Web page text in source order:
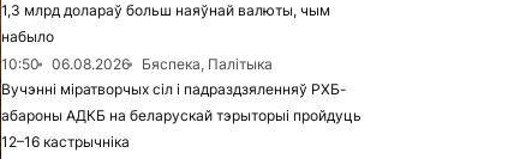
1,3 млрд долараў больш наяўнай валюты, чым
набыло
10:50
06.08.2026
Бяспека, Палітыка
Вучэнні міратворчых сіл і падраздзяленняў РХБ-
абароны АДКБ на беларускай тэрыторыі пройдуць
12–16 кастрычніка